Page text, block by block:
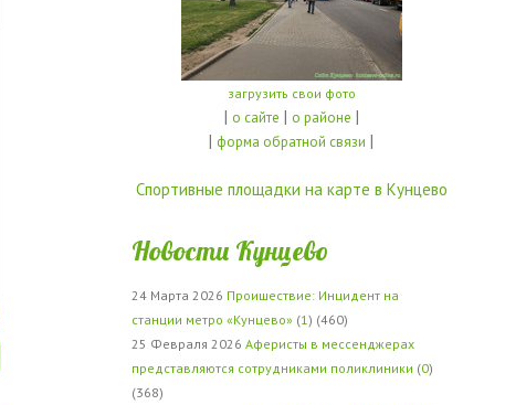
загрузить свои фото
| о сайте | о районе |
|форма обратной связи |
Спортивные площадки на карте в Кунцево
Новости Кунцево
24 Марта 2026 Проишествие: Инцидент на
станции метро «Кунцево» (1) (460)
25 Февраля 2026 Аферисты в мессенджерах
представляются сотрудниками поликлиники (0)
(368)